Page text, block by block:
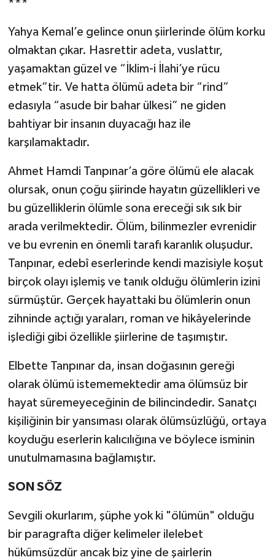
***
Yahya Kemal’e gelince onun şiirlerinde ölüm korku
olmaktan çıkar. Hasrettir adeta, vuslattır,
yaşamaktan güzel ve “İklim-i İlahi’ye rücu
etmek”tir. Ve hatta ölümü adeta bir “rind”
edasıyla “asude bir bahar ülkesi” ne giden
bahtiyar bir insanın duyacağı haz ile
karşılamaktadır.
Ahmet Hamdi Tanpınar’a göre ölümü ele alacak
olursak, onun çoğu şiirinde hayatın güzellikleri ve
bu güzelliklerin ölümle sona ereceği sık sık bir
arada verilmektedir. Ölüm, bilinmezler evrenidir
ve bu evrenin en önemli tarafı karanlık oluşudur.
Tanpınar, edebî eserlerinde kendi mazisiyle koşut
birçok olayı işlemiş ve tanık olduğu ölümlerin izini
sürmüştür. Gerçek hayattaki bu ölümlerin onun
zihninde açtığı yaraları, roman ve hikâyelerinde
işlediği gibi özellikle şiirlerine de taşımıştır.
Elbette Tanpınar da, insan doğasının gereği
olarak ölümü istememektedir ama ölümsüz bir
hayat süremeyeceğinin de bilincindedir. Sanatçı
kişiliğinin bir yansıması olarak ölümsüzlüğü, ortaya
koyduğu eserlerin kalıcılığına ve böylece isminin
unutulmamasına bağlamıştır.
SON SÖZ
Sevgili okurlarım, şüphe yok ki "ölümün" olduğu
bir paragrafta diğer kelimeler ilelebet
hükümsüzdür ancak biz yine de şairlerin